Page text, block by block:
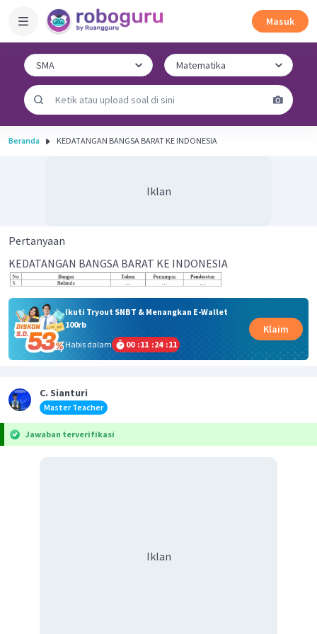
Masuk
Beranda KEDATANGAN BANGSA BARAT KE INDONESIA
Iklan
Pertanyaan
KEDATANGAN BANGSA BARAT KE INDONESIA
Ikuti Tryout SNBT & Menangkan E-Wallet
100rb
Habis dalam
00 :11 :24 :11
Klaim
C. Sianturi
Master Teacher
Jawaban terverifikasi
Iklan